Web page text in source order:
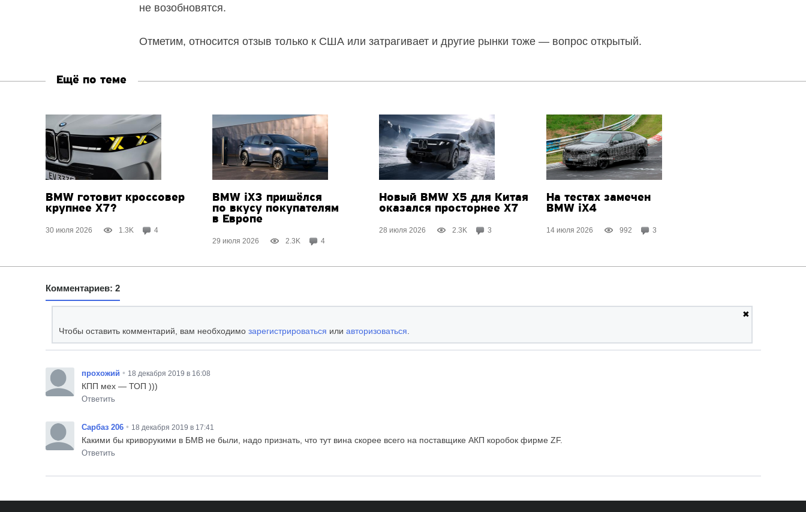
не возобновятся.
Отметим, относится отзыв только к США или затрагивает и другие рынки тоже — вопрос открытый.
Ещё по теме
BMW готовит кроссовер
крупнее X7?
30 июля 2026 1.3K 4
BMW iX3 пришёлся
по вкусу покупателям
в Европе
29 июля 2026 2.3K 4
Новый BMW X5 для Китая
оказался просторнее X7
28 июля 2026 2.3K 3
На тестах замечен
BMW iX4
14 июля 2026 992 3
Комментариев: 2
✖
Чтобы оставить комментарий, вам необходимо зарегистрироваться или авторизоваться.
прохожий • 18 декабря 2019 в 16:08
КПП мех — ТОП )))
Ответить
Сарбаз 206 • 18 декабря 2019 в 17:41
Какими бы криворукими в БМВ не были, надо признать, что тут вина скорее всего на поставщике АКП коробок фирме ZF.
Ответить